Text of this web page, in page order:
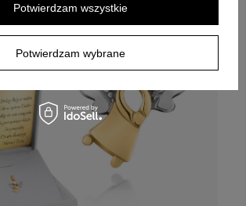
Potwierdzam wybrane
Potwierdzam wszystkie